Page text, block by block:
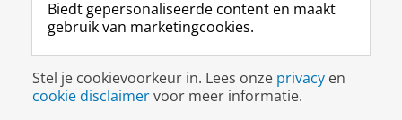
Disclaimer & Copyright
Inloggen
Biedt gepersonaliseerde content en maakt
gebruik van marketingcookies.
Stel je cookievoorkeur in. Lees onze privacy en
cookie disclaimervoor meer informatie.